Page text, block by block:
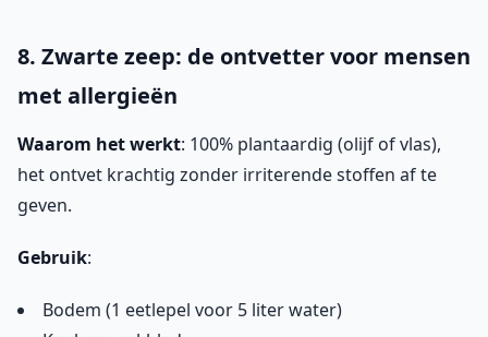
8. Zwarte zeep: de ontvetter voor mensen
met allergieën
Waarom het werkt: 100% plantaardig (olijf of vlas),
het ontvet krachtig zonder irriterende stoffen af te
geven.
Gebruik:
Bodem (1 eetlepel voor 5 liter water)